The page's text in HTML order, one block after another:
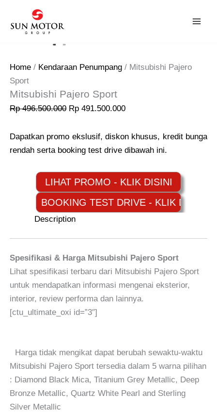
content
Sale!
Home / Kendaraan Penumpang / Mitsubishi Pajero
Sport
Mitsubishi Pajero Sport
Rp496.500.000 Rp 491.500.000
Dapatkan promo ekslusif, diskon khusus, kredit bunga
rendah serta booking test drive dibawah ini.
Description
Spesifikasi & Harga Mitsubishi Pajero Sport
Lihat spesifikasi terbaru dari Mitsubishi Pajero Sport
untuk mendapatkan informasi mengenai eksterior,
interior, review performa dan lainnya.
[ctu_ultimate_oxi id=”3″]
Harga tidak mengikat dapat berubah sewaktu-waktu
Mitsubishi Pajero Sport tersedia dalam 5 warna pilihan
: Diamond Black Mica, Titanium Grey Metallic, Deep
Bronze Metallic, Quartz White Pearl and Sterling
Silver Metallic